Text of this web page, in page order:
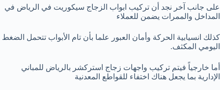
على جانب آخر نجد أن تركيب ابواب الزجاج سيكوريت في الرياض في
المداخل والممرات يضمن للعملاء
كذلك انسيابية الحركة وأمان العبور علما بأن تام الأبواب تتحمل الضغط
اليومي المكثف.
أما خارجياً فيتم تركيب واجهات زجاج استركشر بالرياض للمباني
الإدارية بما يجعل هناك اختفاء للقواطع المعدنية